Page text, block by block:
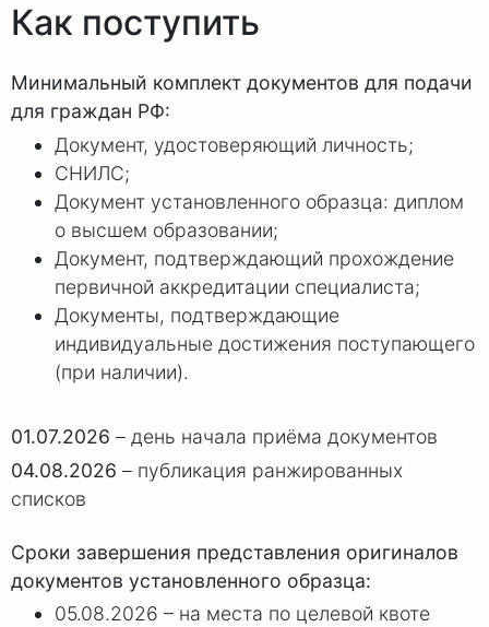
Как поступить
Минимальный комплект документов для подачи
для граждан РФ:
Документ, удостоверяющий личность;
СНИЛС;
Документ установленного образца: диплом
о высшем образовании;
Документ, подтверждающий прохождение
первичной аккредитации специалиста;
Документы, подтверждающие
индивидуальные достижения поступающего
(при наличии).
01.07.2026 – день начала приёма документов
04.08.2026 – публикация ранжированных
списков
Сроки завершения представления оригиналов
документов установленного образца:
05.08.2026 – на места по целевой квоте